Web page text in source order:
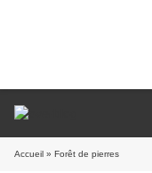
Accueil » Forêt de pierres